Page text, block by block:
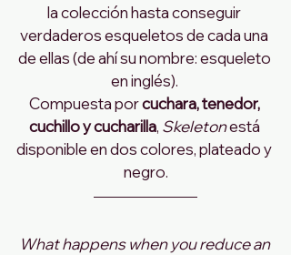
la colección hasta conseguir
verdaderos esqueletos de cada una
de ellas (de ahí su nombre: esqueleto
en inglés).
Compuesta por cuchara, tenedor,
cuchillo y cucharilla, Skeleton está
disponible en dos colores, plateado y
negro.
What happens when you reduce an